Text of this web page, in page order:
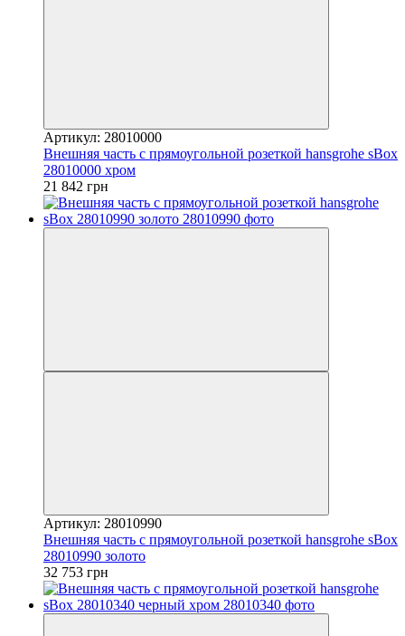
Артикул: 28010000
Внешняя часть с прямоугольной розеткой hansgrohe sBox
28010000 хром
21 842 грн
Артикул: 28010990
Внешняя часть с прямоугольной розеткой hansgrohe sBox
28010990 золото
32 753 грн